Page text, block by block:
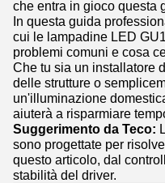
che entra in gioco questa
In questa guida
cui le lampadine LED
problemi comuni e cosa
Che tu sia un installatore
delle strutture o
un'illuminazione
aiuterà a risparmiare
Suggerimento da Teco:
sono progettate per
questo articolo, dal
stabilità del driver.